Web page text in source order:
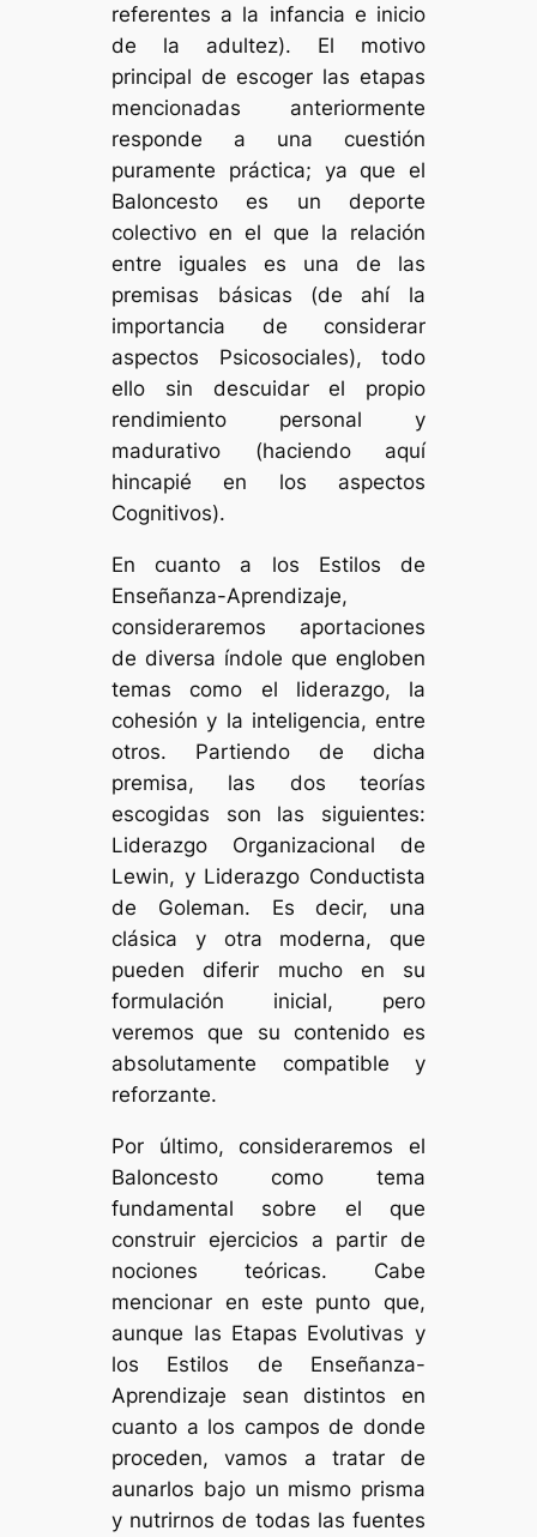
referentes a la infancia e inicio
de la adultez). El motivo
principal de escoger las etapas
mencionadas anteriormente
responde a una cuestión
puramente práctica; ya que el
Baloncesto es un deporte
colectivo en el que la relación
entre iguales es una de las
premisas básicas (de ahí la
importancia de considerar
aspectos Psicosociales), todo
ello sin descuidar el propio
rendimiento personal y
madurativo (haciendo aquí
hincapié en los aspectos
Cognitivos).
En cuanto a los Estilos de
Enseñanza-Aprendizaje,
consideraremos aportaciones
de diversa índole que engloben
temas como el liderazgo, la
cohesión y la inteligencia, entre
otros. Partiendo de dicha
premisa, las dos teorías
escogidas son las siguientes:
Liderazgo Organizacional de
Lewin, y Liderazgo Conductista
de Goleman. Es decir, una
clásica y otra moderna, que
pueden diferir mucho en su
formulación inicial, pero
veremos que su contenido es
absolutamente compatible y
reforzante.
Por último, consideraremos el
Baloncesto como tema
fundamental sobre el que
construir ejercicios a partir de
nociones teóricas. Cabe
mencionar en este punto que,
aunque las Etapas Evolutivas y
los Estilos de Enseñanza-
Aprendizaje sean distintos en
cuanto a los campos de donde
proceden, vamos a tratar de
aunarlos bajo un mismo prisma
y nutrirnos de todas las fuentes